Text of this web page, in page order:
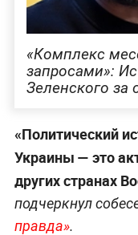
«Комплекс
запросами»:
Зеленского
«Политический
Украины — это
других странах
подчеркнул
правда».